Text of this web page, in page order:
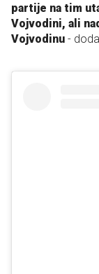
partije na tim
Vojvodini, ali
Vojvodinu -